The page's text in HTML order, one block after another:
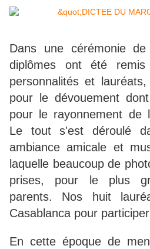
Dans une cérémonie
diplômes ont été remis
personnalités et
pour le dévouement
pour le rayonnement de
Le tout s'est déroulé
ambiance amicale et
laquelle beaucoup de
prises, pour le plus
parents. Nos huit
Casablanca pour
En cette époque de